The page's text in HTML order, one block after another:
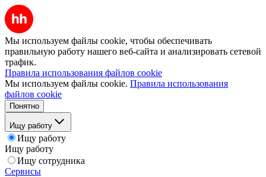
Мы используем файлы cookie, чтобы обеспечивать
правильную работу нашего веб-сайта и анализировать сетевой
трафик.
Правила использования файлов cookie
Мы используем файлы cookie. Правила использования
файлов cookie
Понятно
Ищу работу
Ищу работу
Ищу работу
Ищу сотрудника
Сервисы